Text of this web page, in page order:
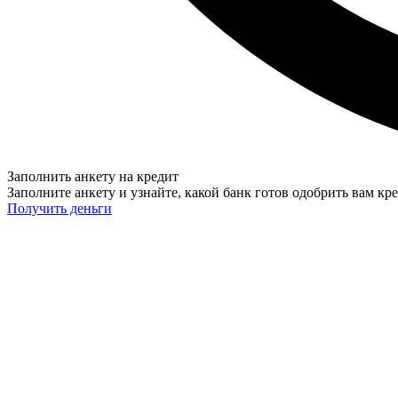
Заполнить анкету на кредит
Заполните анкету и узнайте, какой банк готов одобрить вам
Получить деньги